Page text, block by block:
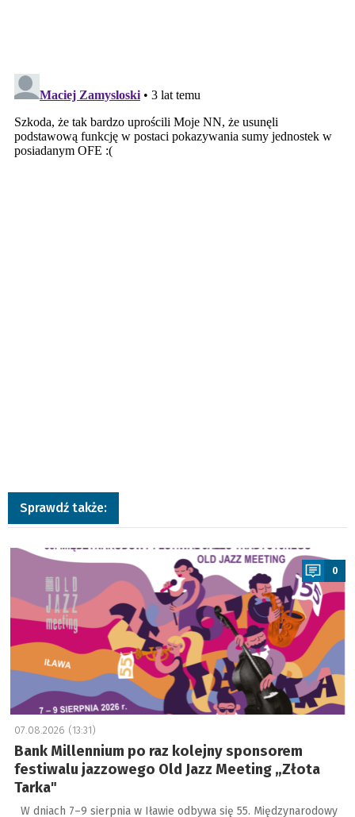
Sprawdź także:
a
0
07.08.2026 (13:31)
Bank Millennium po raz kolejny sponsorem
festiwalu jazzowego Old Jazz Meeting „Złota
Tarka"
W dniach 7–9 sierpnia w Iławie odbywa się 55. Międzynarodowy